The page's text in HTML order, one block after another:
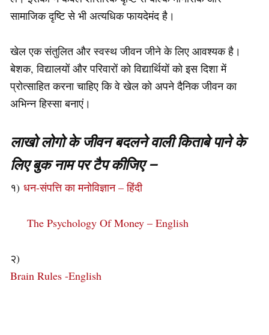
सामाजिक दृष्टि से भी अत्यधिक फायदेमंद है।
खेल एक संतुलित और स्वस्थ जीवन जीने के लिए आवश्यक है।
बेशक, विद्यालयों और परिवारों को विद्यार्थियों को इस दिशा में
प्रोत्साहित करना चाहिए कि वे खेल को अपने दैनिक जीवन का
अभिन्न हिस्सा बनाएं।
लाखो लोगो के जीवन बदलने वाली किताबे पाने के
लिए बुक नाम पर टैप कीजिए –
१) धन-संपत्ति का मनोविज्ञान – हिंदी
The Psychology Of Money – English
२)
Brain Rules -English